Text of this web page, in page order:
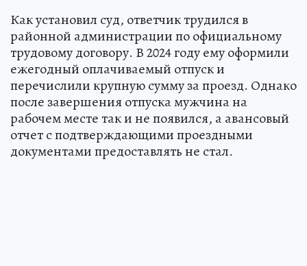
Как установил суд, ответчик трудился в
районной администрации по официальному
трудовому договору. В 2024 году ему оформили
ежегодный оплачиваемый отпуск и
перечислили крупную сумму за проезд. Однако
после завершения отпуска мужчина на
рабочем месте так и не появился, а авансовый
отчет с подтверждающими проездными
документами предоставлять не стал.